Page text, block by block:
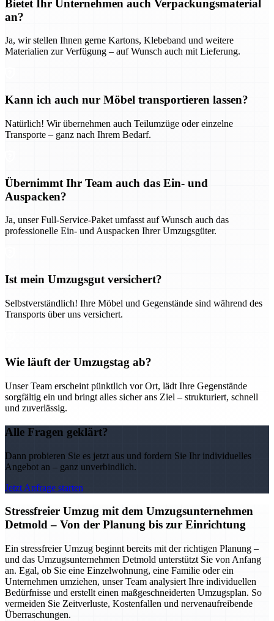
Bietet Ihr Unternehmen auch Verpackungsmaterial
an?
Ja, wir stellen Ihnen gerne Kartons, Klebeband und weitere
Materialien zur Verfügung – auf Wunsch auch mit Lieferung.
Kann ich auch nur Möbel transportieren lassen?
Natürlich! Wir übernehmen auch Teilumzüge oder einzelne
Transporte – ganz nach Ihrem Bedarf.
Übernimmt Ihr Team auch das Ein- und
Auspacken?
Ja, unser Full-Service-Paket umfasst auf Wunsch auch das
professionelle Ein- und Auspacken Ihrer Umzugsgüter.
Ist mein Umzugsgut versichert?
Selbstverständlich! Ihre Möbel und Gegenstände sind während des
Transports über uns versichert.
Wie läuft der Umzugstag ab?
Unser Team erscheint pünktlich vor Ort, lädt Ihre Gegenstände
sorgfältig ein und bringt alles sicher ans Ziel – strukturiert, schnell
und zuverlässig.
Alle Fragen geklärt?
Dann probieren Sie es jetzt aus und fordern Sie Ihr individuelles
Angebot an – ganz unverbindlich.
Jetzt Anfrage starten
Stressfreier Umzug mit dem Umzugsunternehmen
Detmold – Von der Planung bis zur Einrichtung
Ein stressfreier Umzug beginnt bereits mit der richtigen Planung –
und das Umzugsunternehmen Detmold unterstützt Sie von Anfang
an. Egal, ob Sie eine Einzelwohnung, eine Familie oder ein
Unternehmen umziehen, unser Team analysiert Ihre individuellen
Bedürfnisse und erstellt einen maßgeschneiderten Umzugsplan. So
vermeiden Sie Zeitverluste, Kostenfallen und nervenaufreibende
Überraschungen.